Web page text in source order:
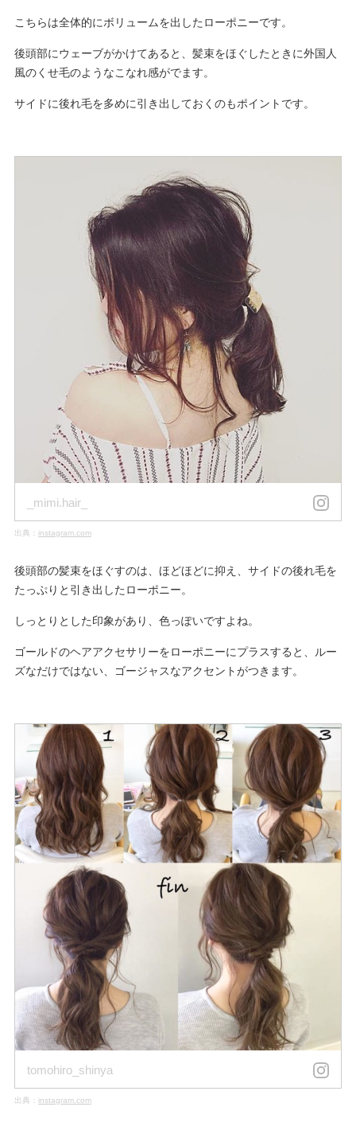
こちらは全体的にボリュームを出したローポニーです。
後頭部にウェーブがかけてあると、髪束をほぐしたときに外国人
風のくせ毛のようなこなれ感がでます。
サイドに後れ毛を多めに引き出しておくのもポイントです。
_mimi.hair_
出典： instagram.com
後頭部の髪束をほぐすのは、ほどほどに抑え、サイドの後れ毛を
たっぷりと引き出したローポニー。
しっとりとした印象があり、色っぽいですよね。
ゴールドのヘアアクセサリーをローポニーにプラスすると、ルー
ズなだけではない、ゴージャスなアクセントがつきます。
tomohiro_shinya
出典： instagram.com